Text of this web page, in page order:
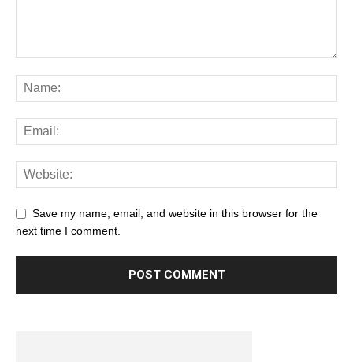
Save my name, email, and website in this browser for the
next time I comment.